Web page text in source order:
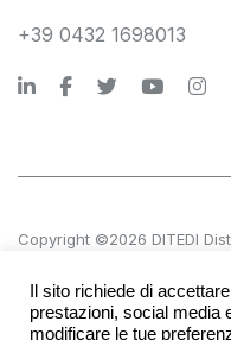
+39 0432 1698013
Copyright ©2026 DITEDI
P.IVA 02561380300 | REA
Il sito richiede di
prestazioni, social media
modificare le tue